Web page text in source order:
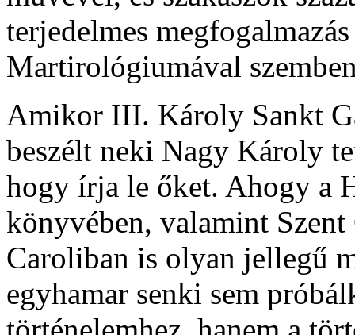
terjedelmes
Martirológiumával
Amikor III. Károly Sankt
beszélt neki Nagy Károly
hogy írja le őket. Ahogy a
könyvében, valamint Szent
Caroliban is olyan jellegű
egyhamar senki sem